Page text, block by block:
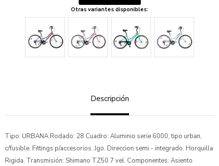
Otras variantes disponibles:
Descripción
Tipo: URBANA Rodado: 28 Cuadro: Aluminio serie 6000, tipo urban,
c/fusible. Fittings p/accesorios. Jgo. Direccion semi - integrado. Horquilla
Rigida. Transmisión: Shimano TZ50 7 vel. Componentes: Asiento